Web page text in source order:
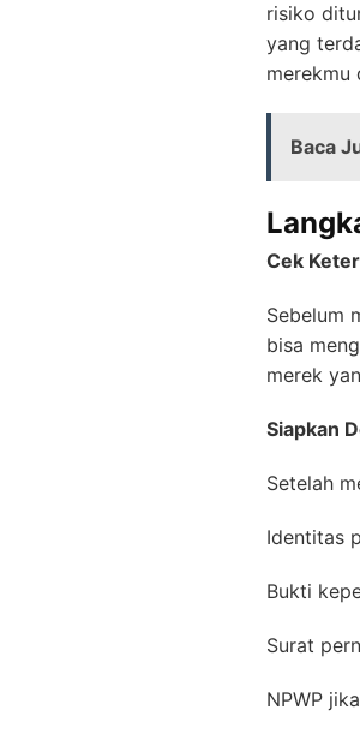
risiko
yang
merekmu
Baca
Cek
Sebelum
bisa
merek
Siapkan
Setelah
Identitas
Bukti
Surat
NPWP